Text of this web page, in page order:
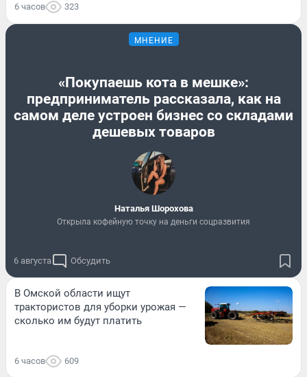
6 часов 323
МНЕНИЕ
«Покупаешь кота в мешке»:
предприниматель рассказала, как на
самом деле устроен бизнес со складами
дешевых товаров
Наталья Шорохова
Открыла кофейную точку на деньги соцразвития
6 августа Обсудить
В Омской области ищут
трактористов для уборки урожая —
сколько им будут платить
6 часов 609